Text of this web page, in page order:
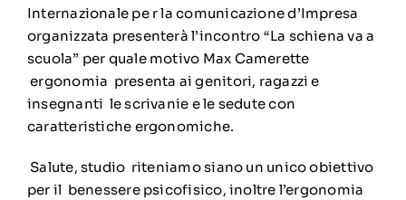
Internazionale pe r la comunicazione d’Impresa
organizzata presenterà l’incontro “La schiena va a
scuola” per quale motivo Max Camerette
ergonomia presenta ai genitori, ragazzi e
insegnanti le scrivanie e le sedute con
caratteristiche ergonomiche.
Salute, studio riteniamo siano un unico obiettivo
per il benessere psicofisico, inoltre l’ergonomia